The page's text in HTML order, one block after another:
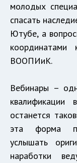
молодых
спасать
Ютубе, а
координатами
ВООПИиК.
Вебинары –
квалификации
останется
эта форма
услышать
наработки